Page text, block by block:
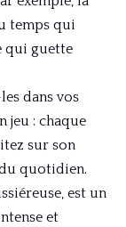
temps qui
qui guette
dans vos
jeu : chaque
sur son
du quotidien.
est un
et